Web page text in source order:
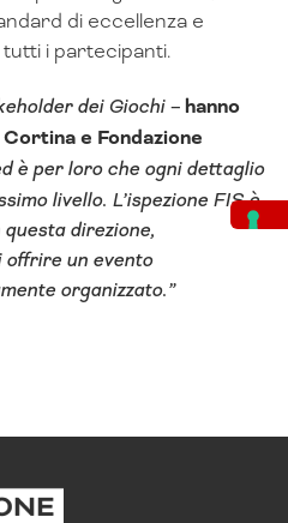
di eccellenza e
tutti i partecipanti.
dei Giochi –hanno
e Fondazione
è per loro che ogni dettaglio
livello. L’ispezione FIS è
direzione,
offrire un evento
organizzato.”